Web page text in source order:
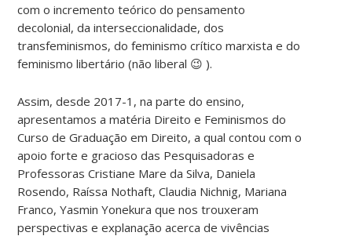
com o incremento teórico do pensamento
decolonial, da interseccionalidade, dos
transfeminismos, do feminismo crítico marxista e do
feminismo libertário (não liberal 😉 ).
Assim, desde 2017-1, na parte do ensino,
apresentamos a matéria Direito e Feminismos do
Curso de Graduação em Direito, a qual contou com o
apoio forte e gracioso das Pesquisadoras e
Professoras Cristiane Mare da Silva, Daniela
Rosendo, Raíssa Nothaft, Claudia Nichnig, Mariana
Franco, Yasmin Yonekura que nos trouxeram
perspectivas e explanação acerca de vivências